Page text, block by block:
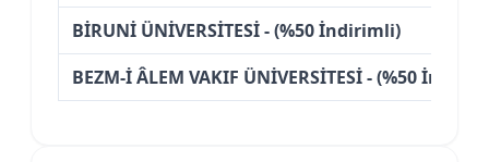
BİRUNİ ÜNİVERSİTESİ - (%50 İndirimli)
BEZM-İ ÂLEM VAKIF ÜNİVERSİTESİ - (%50